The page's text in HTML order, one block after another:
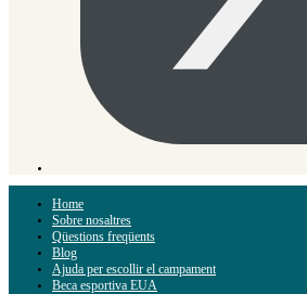
Home
Sobre nosaltres
Qüestions freqüents
Blog
Ajuda per escollir el campament
Beca esportiva EUA